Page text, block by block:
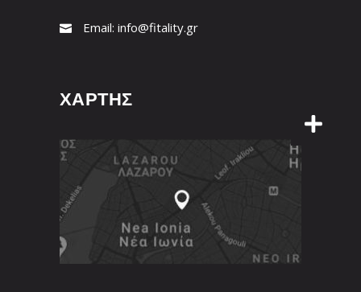
Email: info@fitality.gr
ΧΑΡΤΗΣ